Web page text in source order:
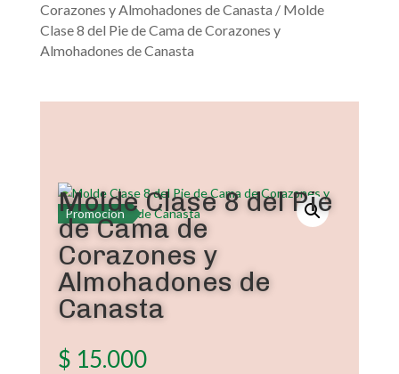
Corazones y Almohadones de Canasta / Molde
Clase 8 del Pie de Cama de Corazones y
Almohadones de Canasta
Promoción
Molde Clase 8 del Pie
de Cama de
Corazones y
Almohadones de
Canasta
$ 15.000